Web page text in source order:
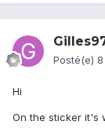
Posté(e)
Hi
On the sticker it's